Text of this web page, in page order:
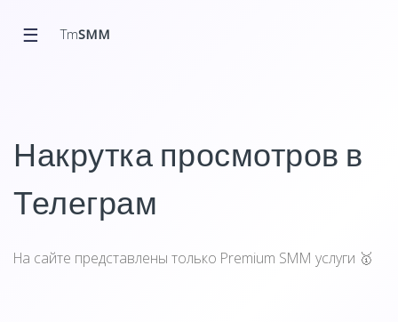
☰ TmSMM
Накрутка просмотров в
Телеграм
На сайте представлены только Premium SMM услуги 🥇